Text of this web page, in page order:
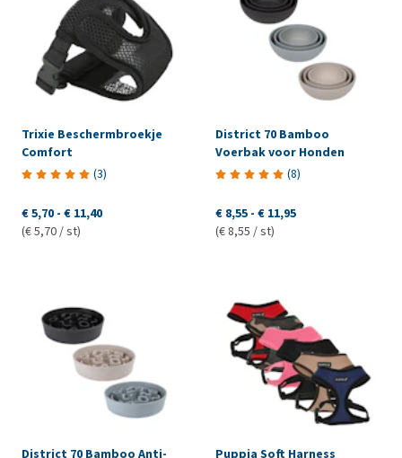
Trixie Beschermbroekje
Comfort
(3)
€ 5,70 - € 11,40
(€ 5,70 / st)
District 70 Bamboo
Voerbak voor Honden
(8)
€ 8,55 - € 11,95
(€ 8,55 / st)
District 70 Bamboo Anti-
Puppia Soft Harness